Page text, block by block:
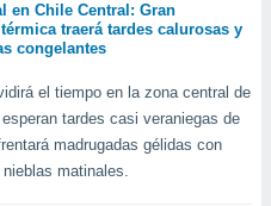
en Chile Central: Gran
traerá tardes calurosas y
congelantes
el tiempo en la zona central de
tardes casi veraniegas de
madrugadas gélidas con
matinales.